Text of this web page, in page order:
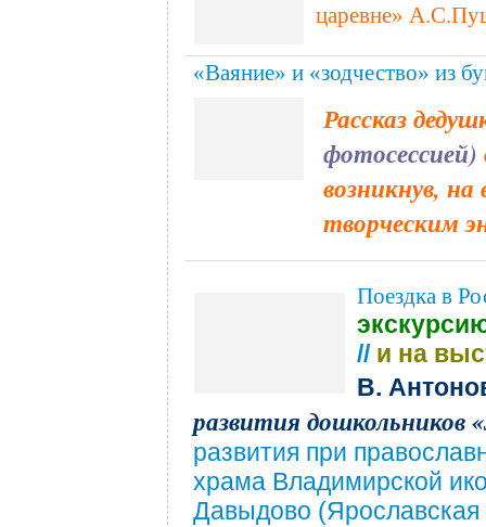
царевне»
«Ваяние» и «зодчество» из
Рассказ
фотосессией)
возникнув,
творческим
Поездка в
// и на
В.
развития дошкольников
развития при
храма Владимирской
Давыдово (Ярославская